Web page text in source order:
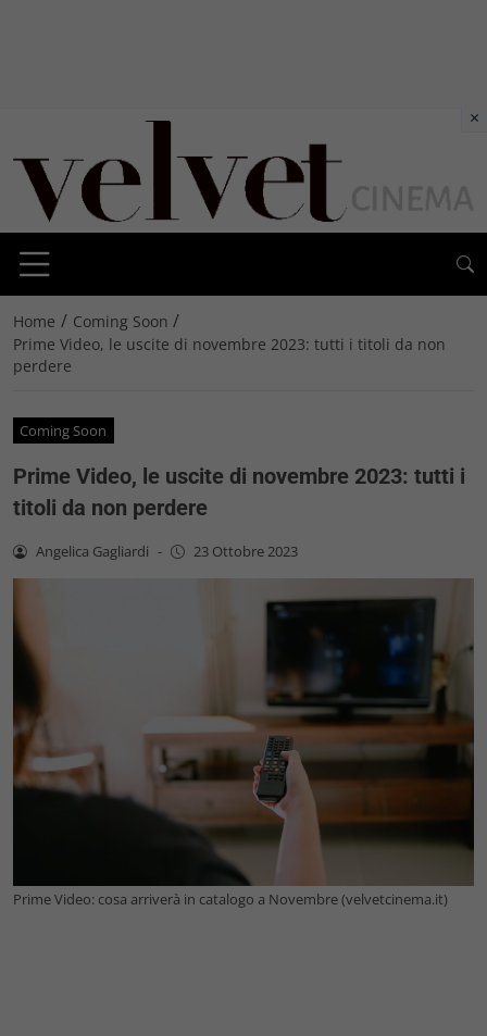
Home / Coming Soon /
Prime Video, le uscite di novembre 2023: tutti i titoli da non
perdere
Coming Soon
Prime Video, le uscite di novembre 2023: tutti i
titoli da non perdere
Angelica Gagliardi - 23 Ottobre 2023
Prime Video: cosa arriverà in catalogo a Novembre (velvetcinema.it)
×